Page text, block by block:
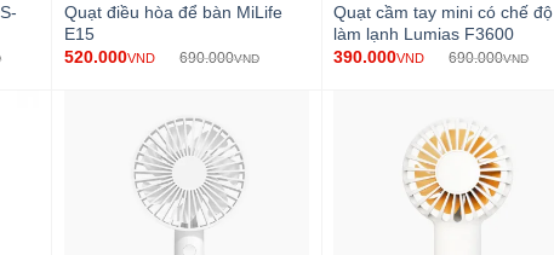
Quạt điều hòa để bàn MiLife
E15
520.000VND 690.000VND
Quạt cầm tay mini có chế độ
làm lạnh Lumias F3600
390.000VND 690.000VND